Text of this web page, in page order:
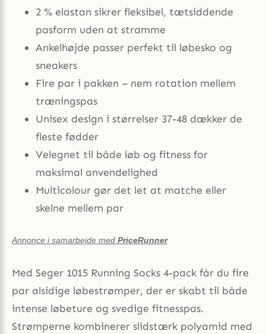
2 % elastan sikrer fleksibel, tætsiddende
pasform uden at stramme
Ankelhøjde passer perfekt til løbesko og
sneakers
Fire par i pakken – nem rotation mellem
træningspas
Unisex design i størrelser 37-48 dækker de
fleste fødder
Velegnet til både løb og fitness for
maksimal anvendelighed
Multicolour gør det let at matche eller
skelne mellem par
Annonce i samarbejde med PriceRunner
Med Seger 1015 Running Socks 4-pack får du fire
par alsidige løbestrømper, der er skabt til både
intense løbeture og svedige fitnesspas.
Strømperne kombinerer slidstærk polyamid med